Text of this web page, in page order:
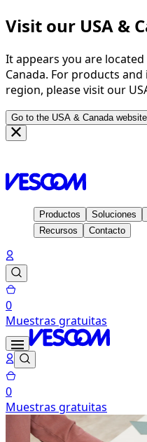
Visit our USA &
It appears you are
Canada. For products
region, please visit our
Go to the USA & Canada website
Productos Soluciones
Recursos
Contacto
0
Muestras gratuitas
0
Muestras gratuitas